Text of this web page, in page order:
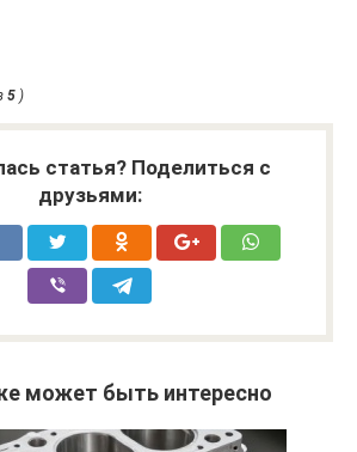
5 )
статья? Поделиться с
друзьями:
может быть интересно